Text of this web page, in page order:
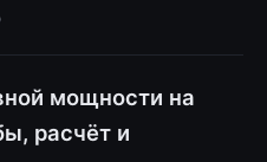
мощности на
расчёт и